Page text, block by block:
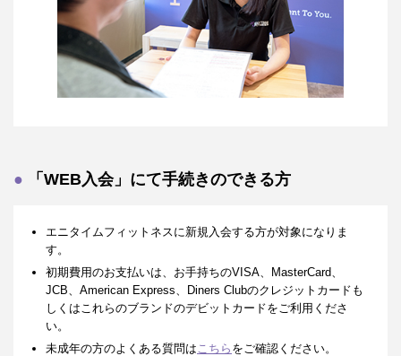
「WEB入会」にて手続きのできる方
エニタイムフィットネスに新規入会する方が対象になりま
す。
初期費用のお支払いは、お手持ちのVISA、MasterCard、
JCB、American Express、Diners Clubのクレジットカードも
しくはこれらのブランドのデビットカードをご利用くださ
い。
未成年の方のよくある質問はこちら をご確認ください。